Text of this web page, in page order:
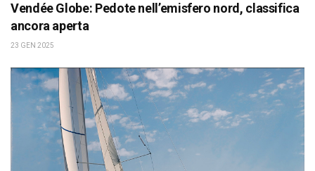
Vendée Globe: Pedote nell’emisfero nord, classifica
ancora aperta
23 GEN 2025